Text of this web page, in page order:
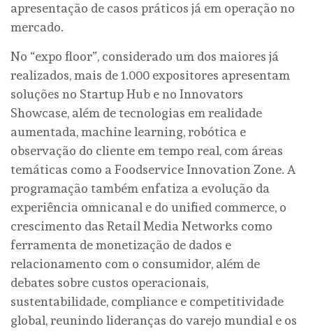
apresentação de casos práticos já em operação no
mercado.
No “expo floor”, considerado um dos maiores já
realizados, mais de 1.000 expositores apresentam
soluções no Startup Hub e no Innovators
Showcase, além de tecnologias em realidade
aumentada, machine learning, robótica e
observação do cliente em tempo real, com áreas
temáticas como a Foodservice Innovation Zone. A
programação também enfatiza a evolução da
experiência omnicanal e do unified commerce, o
crescimento das Retail Media Networks como
ferramenta de monetização de dados e
relacionamento com o consumidor, além de
debates sobre custos operacionais,
sustentabilidade, compliance e competitividade
global, reunindo lideranças do varejo mundial e os